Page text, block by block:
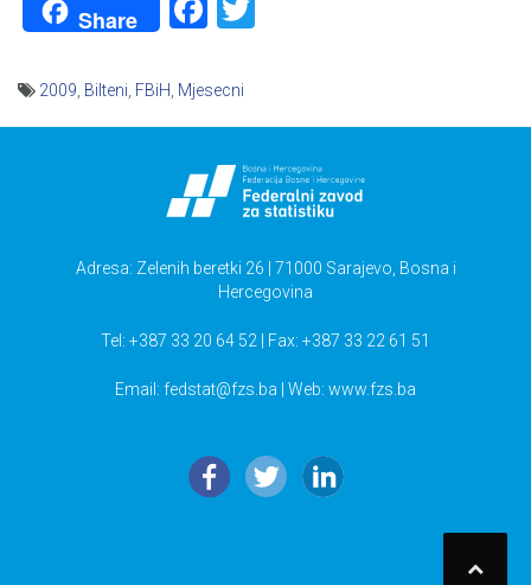
Share Facebook
2009 Bilteni FBiH Mjesecni
Adresa: Zelenih beretki 26 | 71000 Sarajevo, Bosna i
Hercegovina
Tel: +387 33 20 64 52 | Fax: +387 33 22 61 51
Email: fedstat@fzs.ba | Web: www.fzs.ba